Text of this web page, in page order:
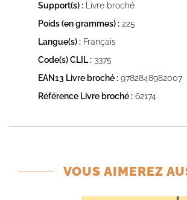
Support(s) :Livre broché
Poids (en grammes) :225
Langue(s) :Français
Code(s) CLIL :3375
EAN13 Livre broché :9782848982007
Référence Livre broché :62174
VOUS AIMEREZ